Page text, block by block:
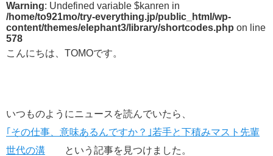
Warning: Undefined variable $kanren in
/home/to921mo/try-everything.jp/public_html/wp-
content/themes/elephant3/library/shortcodes.php on line
578
こんにちは、TOMOです。
いつものようにニュースを読んでいたら、
｢その仕事、意味あるんですか？｣若手と下積みマスト先輩
世代の溝 という記事を見つけました。